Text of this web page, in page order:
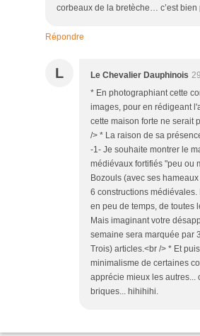
corbeaux de la bretèche… c’est bien
Répondre
L Le Chevalier Dauphinois
* En photographiant cette
images, pour en rédigeant
cette maison forte ne serait
/> * La raison de sa
-1- Je souhaite montrer le
médiévaux fortifiés "peu ou
Bozouls (avec ses
6 constructions
en peu de temps, de toutes
Mais imaginant votre
semaine sera marquée par
Trois) articles.<br /> * Et
minimalisme de certaines
apprécie mieux les autres...
briques... hihihihi.